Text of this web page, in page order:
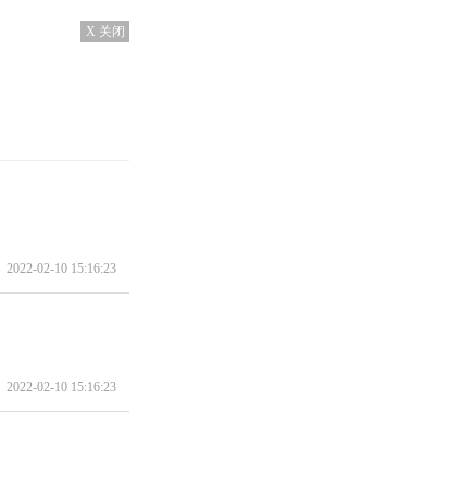
X 关闭
2022-02-10 15:16:23
2022-02-10 15:16:23